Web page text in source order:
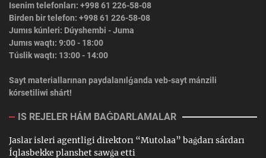
Isenim telefonları: +998 61 226-58-08
Birden bir telefon: +998 61 226-58-08
Jumıs kúnleri: Dúyshembi - Juma
Jumıs waqtı: 9:00 - 18:00
Túslik waqtı: 13:00 - 14:00
Sayt materiallarınan paydalanılǵanda veb-sayt mánzili
kórsetiliwi shárt!
IS REJELER HÁM BAǴDARLAMALAR
Jaslar isleri agentligi direktorı “Mutolaa” baǵdarı sárdarı
Íqlasbekke planshet sawǵa etti